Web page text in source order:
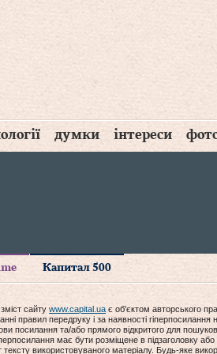
думки інтереси
Капитал 500
сайту www.capital.ua є об'єктом авторського
правил передруку і за наявності гіперпосилання
посилання та/або прямого відкритого для
має бути розміщене в підзаголовку
використовуваного матеріалу. Будь-яке